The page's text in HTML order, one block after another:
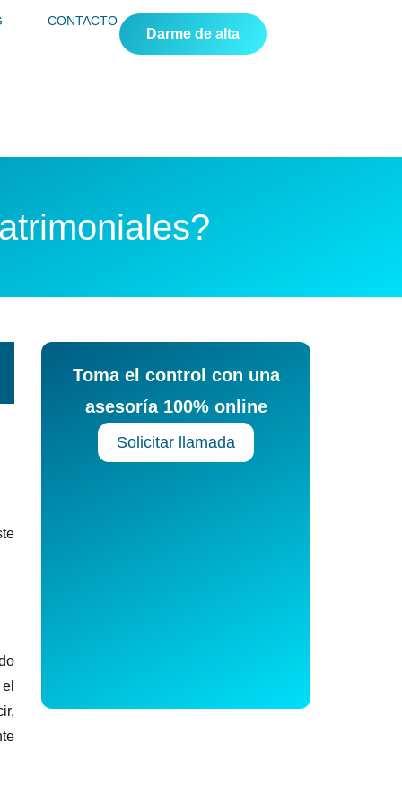
CONTACTO
Darme de alta
Toma el control con una
asesoría 100% online
Solicitar llamada